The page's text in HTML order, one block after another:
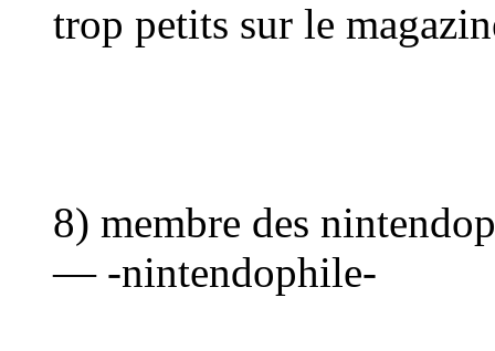
trop petits sur le
8) membre des
— -nintendophile-